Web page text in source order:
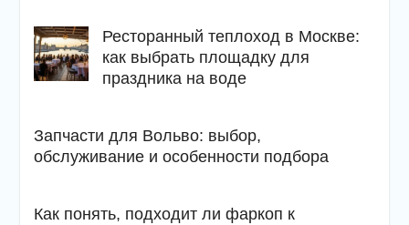
Ресторанный теплоход в Москве:
как выбрать площадку для
праздника на воде
Запчасти для Вольво: выбор,
обслуживание и особенности подбора
Как понять, подходит ли фаркоп к